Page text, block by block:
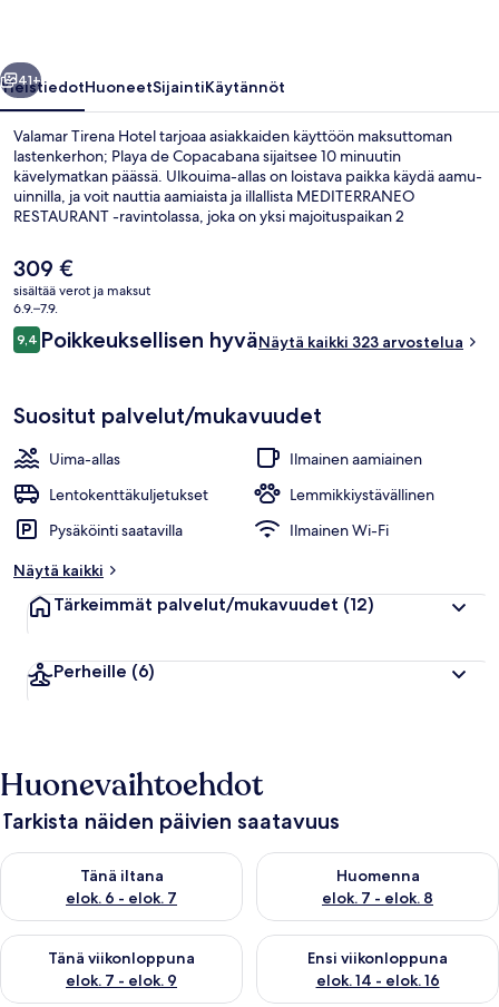
Seuraava
41+
YleistiedotHuoneetSijaintiKäytännöt
Valamar Tirena Hotel tarjoaa asiakkaiden käyttöön maksuttoman
lastenkerhon; Playa de Copacabana sijaitsee 10 minuutin
kävelymatkan päässä. Ulkouima-allas on loistava paikka käydä aamu-
uinnilla, ja voit nauttia aamiaista ja illallista MEDITERRANEO
RESTAURANT -ravintolassa, joka on yksi majoituspaikan 2
keittiö. Muihin palveluihin kuuluu allasbaari, lastenallas ja
välipalabaari/deli. Matkailijat arvostavat majoituspaikan avuliasta
henkilökuntaa ja aamupalaa.
Nykyinen
hinta
on
309 €
309 €
sisältää verot ja maksut
6.9.–7.9.
Arvostelut
9,49,4 kautta 10.
Poikkeuksellisen hyväNäytä kaikki 323 arvostelua
Suositut palvelut/mukavuudet
Uima-allas
Ilmainen aamiainen
Lentokenttäkuljetukset
Lemmikkiystävällinen
Pysäköinti saatavilla
Ilmainen Wi-Fi
Näytä kaikki
Tärkeimmät palvelut/mukavuudet (12)
Perheille (6)
Huonevaihtoehdot
Tarkista näiden päivien saatavuus
Tänä iltana
elok. 6 - elok. 7
Tarkista tämän illan saatavuus elok. 6 - elok. 7
Huomenna
elok. 7 - elok. 8
Tarkista huomisen saatavuus
Tänä viikonloppuna
elok. 7 - elok. 9
Tarkista tämän viikonlopun saatavuus elok. 7 - elok. 9
Ensi viikonloppuna
elok. 14 - elok. 16
Tarkista ensi viikonlopun